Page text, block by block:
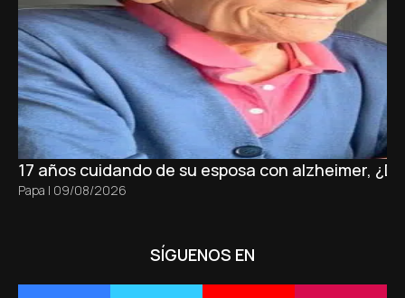
17 años cuidando de su esposa con alzheimer,
Papa | 09/08/2026
SÍGUENOS EN